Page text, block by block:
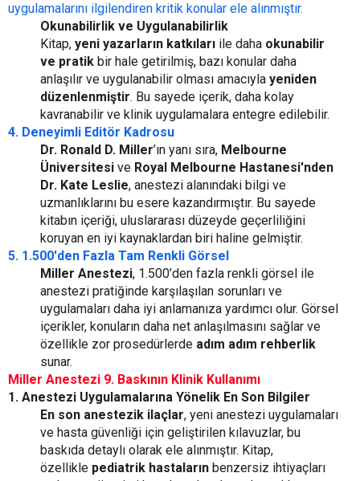
uygulamalarını ilgilendiren kritik konular ele alınmıştır.
Okunabilirlik ve Uygulanabilirlik
Kitap, yeni yazarların katkıları ile daha okunabilir
ve pratik bir hale getirilmiş, bazı konular daha
anlaşılır ve uygulanabilir olması amacıyla yeniden
düzenlenmiştir. Bu sayede içerik, daha kolay
kavranabilir ve klinik uygulamalara entegre edilebilir.
4. Deneyimli Editör Kadrosu
Dr. Ronald D. Miller’ın yanı sıra, Melbourne
Üniversitesi ve Royal Melbourne Hastanesi'nden
Dr. Kate Leslie, anestezi alanındaki bilgi ve
uzmanlıklarını bu esere kazandırmıştır. Bu sayede
kitabın içeriği, uluslararası düzeyde geçerliliğini
koruyan en iyi kaynaklardan biri haline gelmiştir.
5. 1.500'den Fazla Tam Renkli Görsel
Miller Anestezi, 1.500’den fazla renkli görsel ile
anestezi pratiğinde karşılaşılan sorunları ve
uygulamaları daha iyi anlamanıza yardımcı olur. Görsel
içerikler, konuların daha net anlaşılmasını sağlar ve
özellikle zor prosedürlerde adım adım rehberlik
sunar.
Miller Anestezi 9. Baskının Klinik Kullanımı
1. Anestezi Uygulamalarına Yönelik En Son Bilgiler
En son anestezik ilaçlar, yeni anestezi uygulamaları
ve hasta güvenliği için geliştirilen kılavuzlar, bu
baskıda detaylı olarak ele alınmıştır. Kitap,
özellikle pediatrik hastaların benzersiz ihtiyaçları